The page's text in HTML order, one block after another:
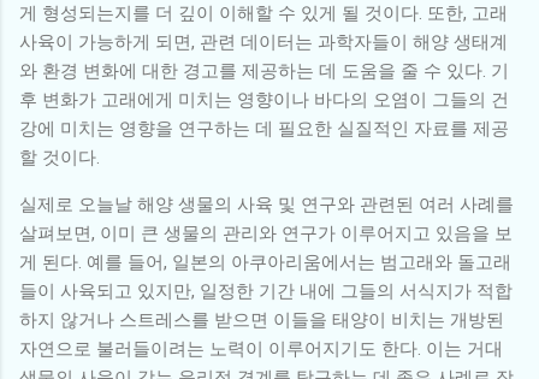
게 형성되는지를 더 깊이 이해할 수 있게 될 것이다. 또한, 고래
사육이 가능하게 되면, 관련 데이터는 과학자들이 해양 생태계
와 환경 변화에 대한 경고를 제공하는 데 도움을 줄 수 있다. 기
후 변화가 고래에게 미치는 영향이나 바다의 오염이 그들의 건
강에 미치는 영향을 연구하는 데 필요한 실질적인 자료를 제공
할 것이다.
실제로 오늘날 해양 생물의 사육 및 연구와 관련된 여러 사례를
살펴보면, 이미 큰 생물의 관리와 연구가 이루어지고 있음을 보
게 된다. 예를 들어, 일본의 아쿠아리움에서는 범고래와 돌고래
들이 사육되고 있지만, 일정한 기간 내에 그들의 서식지가 적합
하지 않거나 스트레스를 받으면 이들을 태양이 비치는 개방된
자연으로 불러들이려는 노력이 이루어지기도 한다. 이는 거대